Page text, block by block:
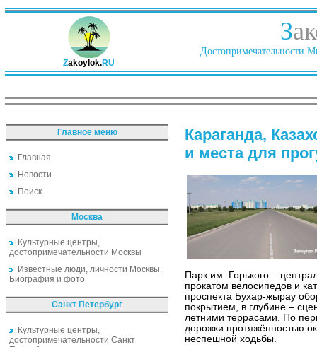
Zakoylok.RU
З
Достопримечательности
Главное меню
Главная
Новости
Поиск
Москва
Культурные центры,
достопримечательности Москвы
Известные люди, личности Москвы.
Биография и фото
Санкт Петербург
Культурные центры,
достопримечательности Санкт
Караганда,
и места для
Парк им. Горького –
прокатом велосипедов и
проспекта Бухар-жырау
покрытием, в глубине –
летними террасами. По
дорожки протяжённостью
неспешной ходьбы.